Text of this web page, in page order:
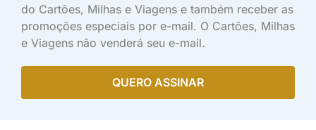
do Cartões, Milhas e Viagens e também receber as
promoções especiais por e-mail. O Cartões, Milhas
e Viagens não venderá seu e-mail.
QUERO ASSINAR